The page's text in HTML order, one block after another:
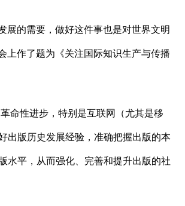
展的需要，做好这件事也是对世界文明
上作了题为《关注国际知识生产与传播
命性进步，特别是互联网（尤其是移
出版历史发展经验，准确把握出版的本
水平，从而强化、完善和提升出版的社